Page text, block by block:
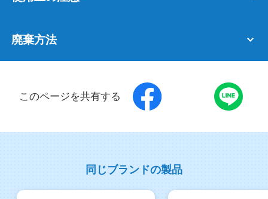
廃棄方法
このページを共有する
同じブランドの製品